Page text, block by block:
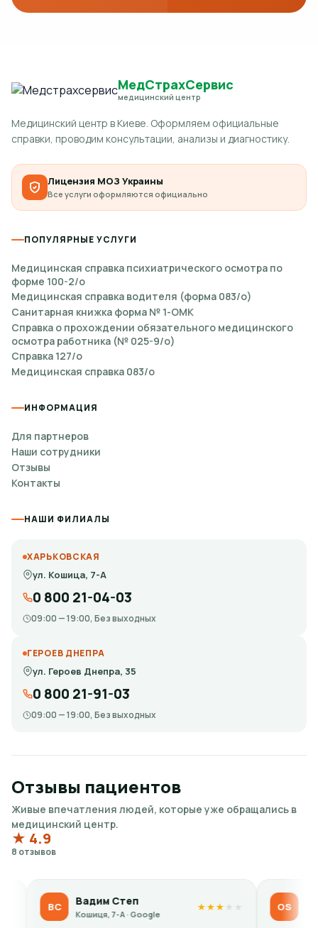
МедСтрахСервис
медицинский центр
Медицинский центр в Киеве. Оформляем официальные
справки, проводим консультации, анализы и диагностику.
Лицензия МОЗ Украины
Все услуги оформляются официально
ПОПУЛЯРНЫЕ УСЛУГИ
Медицинская справка психиатрического осмотра по
форме 100-2/о
Медицинская справка водителя (форма 083/о)
Санитарная книжка форма № 1-ОМК
Справка о прохождении обязательного медицинского
осмотра работника (№ 025-9/о)
Справка 127/о
Медицинская справка 083/о
ИНФОРМАЦИЯ
Для партнеров
Наши сотрудники
Отзывы
Контакты
НАШИ ФИЛИАЛЫ
ХАРЬКОВСКАЯ
ул. Кошица, 7-А
0 800 21-04-03
09:00 — 19:00, Без выходных
ГЕРОЕВ ДНЕПРА
ул. Героев Днепра, 35
0 800 21-91-03
09:00 — 19:00, Без выходных
Отзывы пациентов
Живые впечатления людей, которые уже обращались в
медицинский центр.
★ 4.9
8 отзывов
Вадим Степ
Кошиця, 7-А · Google
★ OS Olga
Кошиця, 7-А